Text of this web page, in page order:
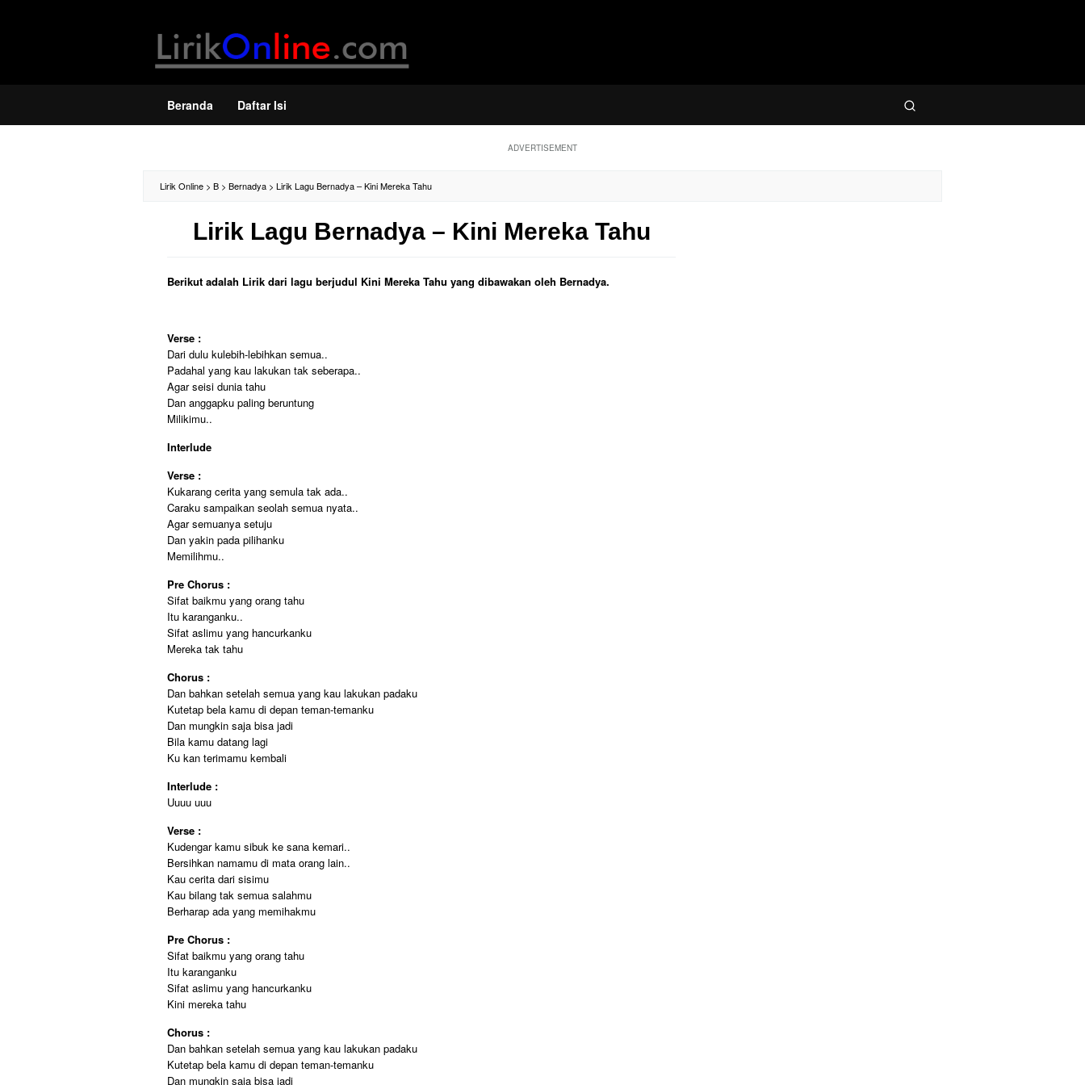
Beranda Daftar Isi
ADVERTISEMENT
Lirik Online > B > Bernadya > Lirik Lagu Bernadya – Kini Mereka Tahu
Lirik Lagu Bernadya – Kini Mereka Tahu
Berikut adalah Lirik dari lagu berjudul Kini Mereka Tahu yang dibawakan oleh Bernadya.
Verse :
Dari dulu kulebih-lebihkan semua..
Padahal yang kau lakukan tak seberapa..
Agar seisi dunia tahu
Dan anggapku paling beruntung
Milikimu..
Interlude
Verse :
Kukarang cerita yang semula tak ada..
Caraku sampaikan seolah semua nyata..
Agar semuanya setuju
Dan yakin pada pilihanku
Memilihmu..
Pre Chorus :
Sifat baikmu yang orang tahu
Itu karanganku..
Sifat aslimu yang hancurkanku
Mereka tak tahu
Chorus :
Dan bahkan setelah semua yang kau lakukan padaku
Kutetap bela kamu di depan teman-temanku
Dan mungkin saja bisa jadi
Bila kamu datang lagi
Ku kan terimamu kembali
Interlude :
Uuuu uuu
Verse :
Kudengar kamu sibuk ke sana kemari..
Bersihkan namamu di mata orang lain..
Kau cerita dari sisimu
Kau bilang tak semua salahmu
Berharap ada yang memihakmu
Pre Chorus :
Sifat baikmu yang orang tahu
Itu karanganku
Sifat aslimu yang hancurkanku
Kini mereka tahu
Chorus :
Dan bahkan setelah semua yang kau lakukan padaku
Kutetap bela kamu di depan teman-temanku
Dan mungkin saja bisa jadi